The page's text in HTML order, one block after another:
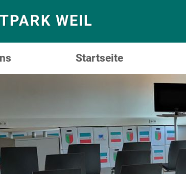
WEIL
Startseite